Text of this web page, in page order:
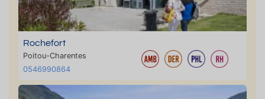
Rochefort
Poitou-Charentes
0546990864